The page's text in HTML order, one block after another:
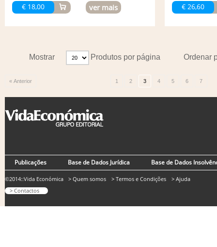
€ 18,00 ver mais € 26,60
Ordenar
Mostrar Produtos por página
« Anterior 1 2 3 4 5 6 7
Publicações Base de Dados Jurídica Base de Dados
©2014::Vida Económica
> Contactos
> Quem somos > Termos e Condições > Ajuda